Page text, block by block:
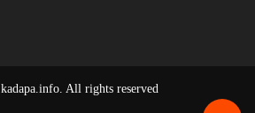
All rights reserved